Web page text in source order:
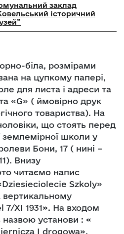
заклад
історичний
біла, розмірами
на цупкому папері,
для листа і адреси та
«G» ( ймовірно друк
товариства). На
що стоять перед
школи у
Бони, 17 ( нині –
Внизу
читаємо напис
Szkoly»
вертикальному
7/XI 1931». На входом
назвою установи : «
I drogowa».